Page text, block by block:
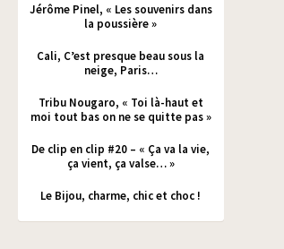
Jérôme Pinel, « Les souvenirs dans
la poussière »
Cali, C’est presque beau sous la
neige, Paris…
Tribu Nougaro, « Toi là-haut et
moi tout bas on ne se quitte pas »
De clip en clip #20 – « Ça va la vie,
ça vient, ça valse… »
Le Bijou, charme, chic et choc !